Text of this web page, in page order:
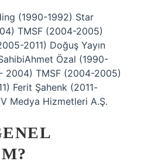
(1990-1992) Star
TMSF (2004-2005)
2011) Doğuş Yayın
Özal (1990-
2004) TMSF (2004-2005)
Ferit Şahenk (2011-
Medya Hizmetleri A.Ş.